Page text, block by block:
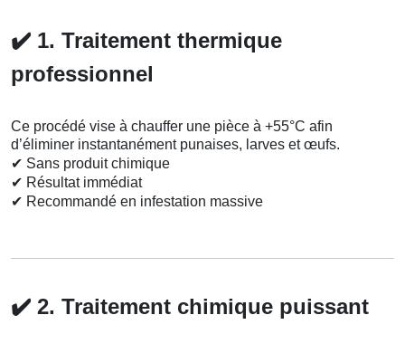
✔️ 1. Traitement thermique
professionnel
Ce procédé vise à chauffer une pièce à +55°C afin
d’éliminer instantanément punaises, larves et œufs.
✔ Sans produit chimique
✔ Résultat immédiat
✔ Recommandé en infestation massive
✔️ 2. Traitement chimique puissant